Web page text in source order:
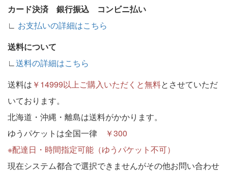
カード決済 銀行振込 コンビニ払い
∟ お支払いの詳細はこちら
送料について
∟ 送料の詳細はこちら
送料は ￥14999以上ご購入いただくと無料とさせていただ
いております。
北海道・沖縄・離島は送料がかかります。
ゆうパケットは全国一律
￥300
※配達日・時間指定可能（ゆうパケット不可）
現在システム都合で選択できませんがその他お問い合わせ